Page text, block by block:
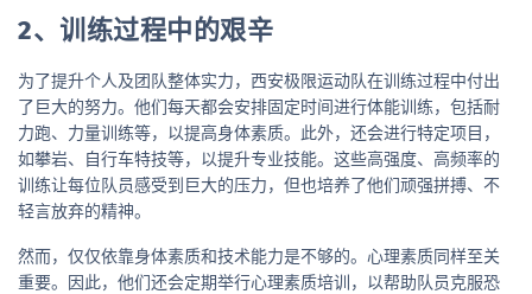
2、训练过程中的艰辛
为了提升个人及团队整体实力，西安极限运动队在训练过程中付出
了巨大的努力。他们每天都会安排固定时间进行体能训练，包括耐
力跑、力量训练等，以提高身体素质。此外，还会进行特定项目，
如攀岩、自行车特技等，以提升专业技能。这些高强度、高频率的
训练让每位队员感受到巨大的压力，但也培养了他们顽强拼搏、不
轻言放弃的精神。
然而，仅仅依靠身体素质和技术能力是不够的。心理素质同样至关
重要。因此，他们还会定期举行心理素质培训，以帮助队员克服恐